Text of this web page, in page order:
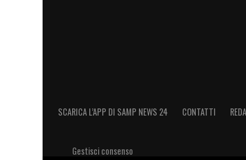
possibile, e offriremmo cifre più alte
Ultimissime Sampdoria LIVE: idea
SCARICA L’APP DI SAMP NEWS 24 CONTATTI
Gestisci consenso